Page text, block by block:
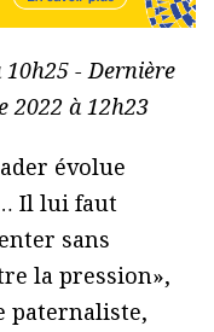
10h25 - Dernière
2022 à 12h23
évolue
Il lui faut
sans
la pression»,
paternaliste,